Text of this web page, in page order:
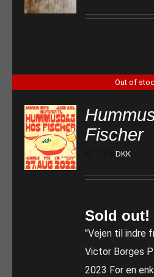
Out of
Fischer
DKK
Sold out!
"Vejen til indre
Victor Borges
2023 For en